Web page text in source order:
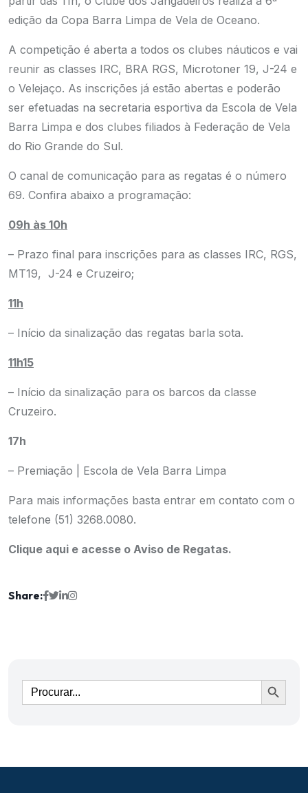
edição da Copa Barra Limpa de Vela de Oceano.
A competição é aberta a todos os clubes náuticos e vai
reunir as classes IRC, BRA RGS, Microtoner 19, J-24 e
o Velejaço. As inscrições já estão abertas e poderão
ser efetuadas na secretaria esportiva da Escola de Vela
Barra Limpa e dos clubes filiados à Federação de Vela
do Rio Grande do Sul.
O canal de comunicação para as regatas é o número
69. Confira abaixo a programação:
09h às 10h
– Prazo final para inscrições para as classes IRC, RGS,
MT19, J-24 e Cruzeiro;
11h
– Início da sinalização das regatas barla sota.
11h15
– Início da sinalização para os barcos da classe
Cruzeiro.
17h
– Premiação | Escola de Vela Barra Limpa
Para mais informações basta entrar em contato com o
telefone (51) 3268.0080.
Clique aqui e acesse o Aviso de Regatas.
Share:
Ir